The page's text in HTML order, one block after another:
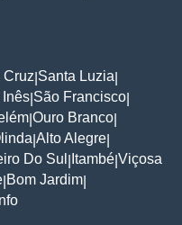
Cruz Santa Luzia
Inês São Francisco
Ouro Branco
Alto Alegre
Do Sul Itambé Viçosa
Bom Jardim